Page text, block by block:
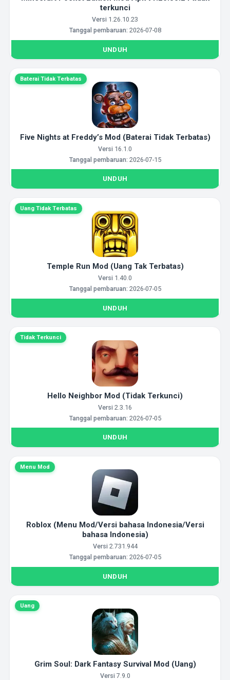
terkunci
Versi 1.26.10.23
Tanggal pembaruan: 2026-07-08
UNDUH
Baterai Tidak Terbatas
Five Nights at Freddy’s Mod (Baterai Tidak Terbatas)
Versi 16.1.0
Tanggal pembaruan: 2026-07-15
UNDUH
Uang Tidak Terbatas
Temple Run Mod (Uang Tak Terbatas)
Versi 1.40.0
Tanggal pembaruan: 2026-07-05
UNDUH
Tidak Terkunci
Hello Neighbor Mod (Tidak Terkunci)
Versi 2.3.16
Tanggal pembaruan: 2026-07-05
UNDUH
Menu Mod
Roblox (Menu Mod/Versi bahasa Indonesia/Versi
bahasa Indonesia)
Versi 2.731.944
Tanggal pembaruan: 2026-07-05
UNDUH
Uang
Grim Soul: Dark Fantasy Survival Mod (Uang)
Versi 7.9.0